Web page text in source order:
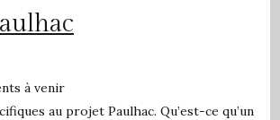
à venir
au projet Paulhac. Qu’est-ce qu’un